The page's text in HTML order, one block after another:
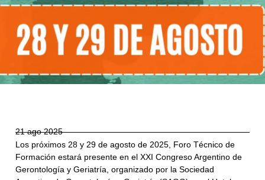
21 ago 2025
Los próximos 28 y 29 de agosto de 2025, Foro Técnico de
Formación estará presente en el XXI Congreso Argentino de
Gerontología y Geriatría, organizado por la Sociedad